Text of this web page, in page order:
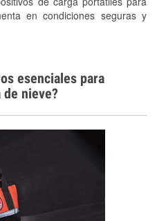
en condiciones seguras y
esenciales para
nieve?